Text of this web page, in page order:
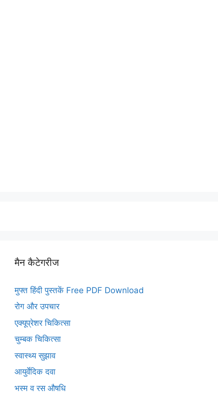
मैन कैटेगरीज
मुफ्त हिंदी पुस्तकें Free PDF Download
रोग और उपचार
एक्यूप्रेशर चिकित्सा
चुम्बक चिकित्सा
स्वास्थ्य सुझाव
आयुर्वेदिक दवा
भस्म व रस औषधि